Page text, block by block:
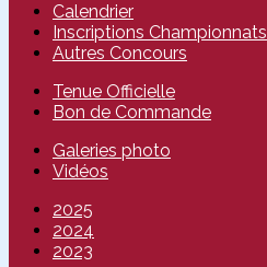
Calendrier
Inscriptions Championnats
Autres Concours
Tenue Officielle
Bon de Commande
Galeries photo
Vidéos
2025
2024
2023